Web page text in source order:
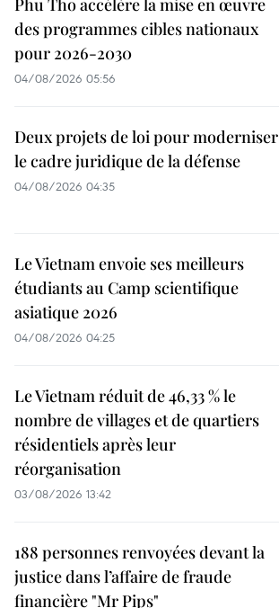
Phu Tho accélère la mise en œuvre
des programmes cibles nationaux
pour 2026-2030
04/08/2026 05:56
Deux projets de loi pour moderniser
le cadre juridique de la défense
04/08/2026 04:35
Le Vietnam envoie ses meilleurs
étudiants au Camp scientifique
asiatique 2026
04/08/2026 04:25
Le Vietnam réduit de 46,33 % le
nombre de villages et de quartiers
résidentiels après leur
réorganisation
03/08/2026 13:42
188 personnes renvoyées devant la
justice dans l’affaire de fraude
financière "Mr Pips"